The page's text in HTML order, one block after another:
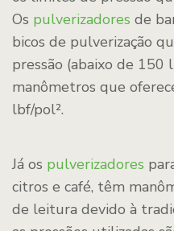
Os pulverizadores de
bicos de pulverização
pressão (abaixo de
manômetros que
lbf/pol².
Já os pulverizadores
citros e café, têm
de leitura devido à